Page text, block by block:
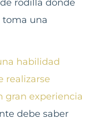
rodilla donde
toma una
habilidad
realizarse
gran experiencia
debe saber